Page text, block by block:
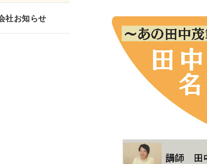
社お知らせ